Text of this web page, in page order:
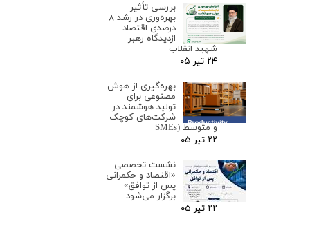
بررسی تأثیر
بهره‌وری در رشد ۸
درصدی اقتصاد
ازدیدگاه رهبر
شهید انقلاب
۲۴ تیر ۰۵
بهره‌گیری از هوش
مصنوعی برای
تولید هوشمند در
شرکت‌های کوچک
و متوسط (SMEs
۲۲ تیر ۰۵
نشست تخصصی
«اقتصاد و حکمرانی
پس از توافق»
برگزار می‌شود
۲۲ تیر ۰۵